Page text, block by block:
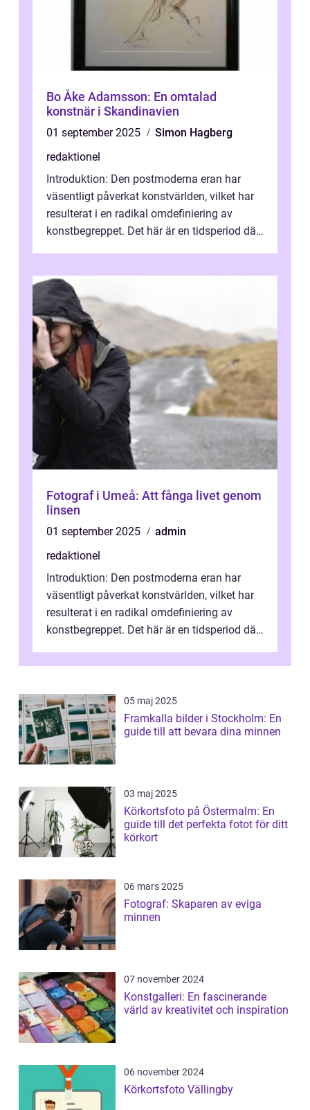
Bo Åke Adamsson: En omtalad
konstnär i Skandinavien
01 september 2025
Simon Hagberg
redaktionel
Introduktion: Den postmoderna eran har
väsentligt påverkat konstvärlden, vilket har
resulterat i en radikal omdefiniering av
konstbegreppet. Det här är en tidsperiod där
Fotograf i Umeå: Att fånga livet genom
linsen
01 september 2025
admin
redaktionel
Introduktion: Den postmoderna eran har
väsentligt påverkat konstvärlden, vilket har
resulterat i en radikal omdefiniering av
konstbegreppet. Det här är en tidsperiod där
05 maj 2025
Framkalla bilder i Stockholm: En
guide till att bevara dina minnen
03 maj 2025
Körkortsfoto på Östermalm: En
guide till det perfekta fotot för ditt
körkort
06 mars 2025
Fotograf: Skaparen av eviga
minnen
07 november 2024
Konstgalleri: En fascinerande
värld av kreativitet och inspiration
06 november 2024
Körkortsfoto Vällingby